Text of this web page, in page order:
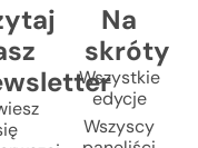
Na
skróty
Wszystkie
edycje
Wszyscy